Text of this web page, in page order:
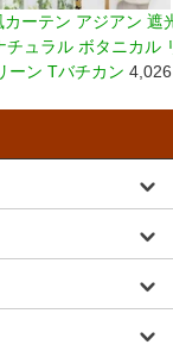
カーテン アジアン 遮
チュラル ボタニカル
ーン Tバチカン 4,026